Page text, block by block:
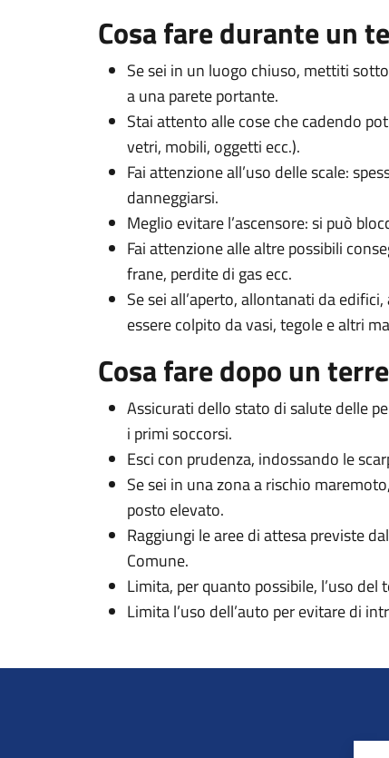
Cosa fare durante un
Se sei in un luogo chiuso, mettiti
a una parete portante.
Stai attento alle cose che cadendo
vetri, mobili, oggetti ecc.).
Fai attenzione all’uso delle scale:
danneggiarsi.
Meglio evitare l’ascensore: si può
Fai attenzione alle altre possibili
frane, perdite di gas ecc.
Se sei all’aperto, allontanati da
essere colpito da vasi, tegole e altri
Cosa fare dopo un
Assicurati dello stato di salute delle
i primi soccorsi.
Esci con prudenza, indossando le
Se sei in una zona a rischio
posto elevato.
Raggiungi le aree di attesa previste
Comune.
Limita, per quanto possibile, l’uso del
Limita l’uso dell’auto per evitare di